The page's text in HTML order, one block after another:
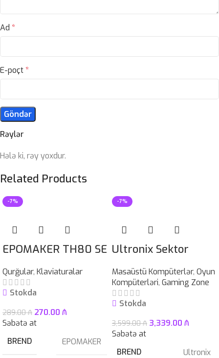
Rəylər
Hələ ki, rəy yoxdur.
Ad *
E-poçt*
Related Products
-7%
EPOMAKER TH80 SE
Qurğular, Klaviaturalar
Stokda
289.00₼ 270.00 ₼
Səbətə at
BREND
EPOMAKER
-7%
Ultronix Sektor
Masaüstü Kompüterlər, Oyun
Kompüterləri, Gaming Zone
Stokda
3,599.00₼ 3,339.00 ₼
Səbətə at
BREND
Ultronix